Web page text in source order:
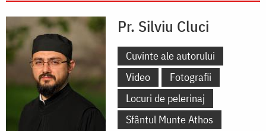
Pr. Silviu Cluci
Cuvinte ale autorului
Video
Fotografii
Locuri de pelerinaj
Sfântul Munte Athos